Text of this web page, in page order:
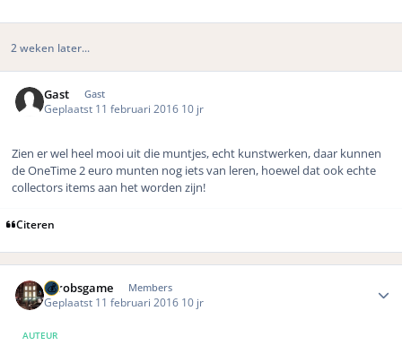
2 weken later...
Gast Gast
Geplaatst 11 februari 2016 10 jr
Zien er wel heel mooi uit die muntjes, echt kunstwerken, daar kunnen
de OneTime 2 euro munten nog iets van leren, hoewel dat ook echte
collectors items aan het worden zijn!
Citeren
eurobsgame Members
Geplaatst 11 februari 2016 10 jr
AUTEUR